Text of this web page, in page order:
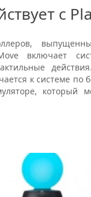
с
включает
к системе по
который